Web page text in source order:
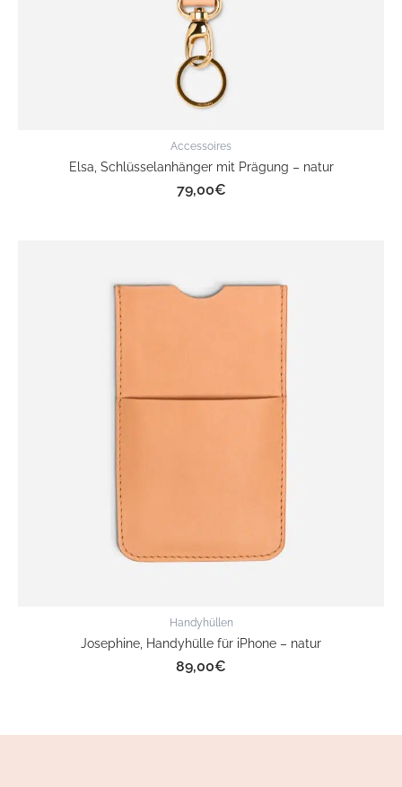
Accessoires
Elsa, Schlüsselanhänger mit Prägung – natur
79,00€
Handyhüllen
Josephine, Handyhülle für iPhone – natur
89,00€